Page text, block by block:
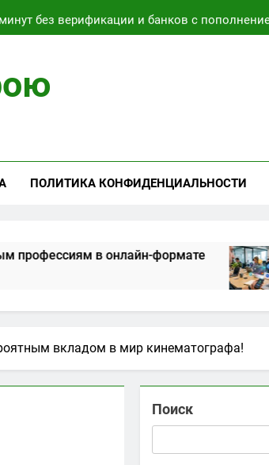
без верификации и банков с
Расчет мощности дровяной
по современным профессиям в
ПОЛИТИКА КОНФИДЕНЦИАЛЬНОСТИ
в онлайн-формате
2 Месяца
вкладом в мир кинематографа!
Поиск